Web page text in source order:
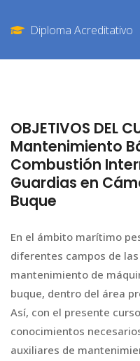
Diploma Acreditativo
OBJETIVOS DEL
Mantenimiento
Combustión
Guardias en
Buque
En el ámbito marítimo
diferentes campos de
mantenimiento de
buque, dentro del área
Así, con el presente
conocimientos
auxiliares de